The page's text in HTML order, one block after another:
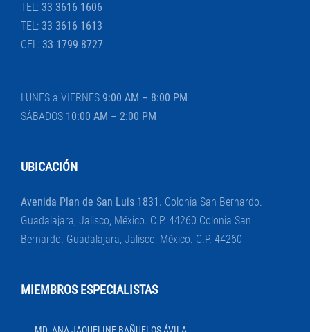
TEL: 33 3616 1606
TEL: 33 3616 1613
CEL: 33 1799 8727
LUNES a VIERNES 9:00 AM – 8:00 PM
SÁBADOS 10:00 AM – 2:00 PM
UBICACIÓN
Avenida Plan de San Luis 1831. Colonia San Bernardo.
Guadalajara, Jalisco, México. C.P. 44260 Colonia San
Bernardo. Guadalajara, Jalisco, México. C.P. 44260
MIEMBROS ESPECIALISTAS